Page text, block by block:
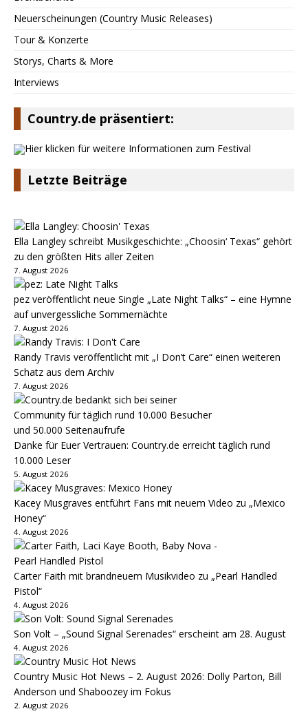
Neuerscheinungen (Country Music Releases)
Tour & Konzerte
Storys, Charts & More
Interviews
Country.de präsentiert:
Letzte Beiträge
Ella Langley schreibt Musikgeschichte: „Choosin‘ Texas“ gehört
zu den größten Hits aller Zeiten
7. August 2026
pez veröffentlicht neue Single „Late Night Talks“ – eine Hymne
auf unvergessliche Sommernächte
7. August 2026
Randy Travis veröffentlicht mit „I Don’t Care“ einen weiteren
Schatz aus dem Archiv
7. August 2026
Danke für Euer Vertrauen: Country.de erreicht täglich rund
10.000 Leser
5. August 2026
Kacey Musgraves entführt Fans mit neuem Video zu „Mexico
Honey“
4. August 2026
Carter Faith mit brandneuem Musikvideo zu „Pearl Handled
Pistol“
4. August 2026
Son Volt – „Sound Signal Serenades“ erscheint am 28. August
4. August 2026
Country Music Hot News – 2. August 2026: Dolly Parton, Bill
Anderson und Shaboozey im Fokus
2. August 2026